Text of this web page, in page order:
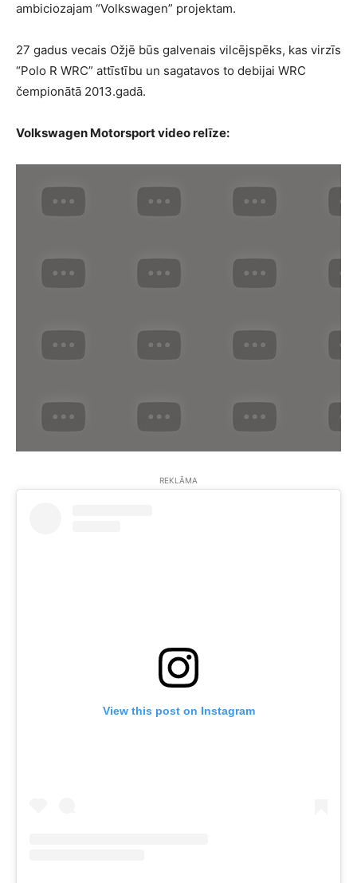
ambiciozajam “Volkswagen” projektam.
27 gadus vecais Ožjē būs galvenais vilcējspēks, kas virzīs
“Polo R WRC” attīstību un sagatavos to debijai WRC
čempionātā 2013.gadā.
Volkswagen Motorsport video relīze:
REKLĀMA
View this post on Instagram